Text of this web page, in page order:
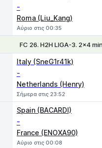
-
Roma (Liu_Kang)
Αύριο στις 00:35
FC 26. H2H LIGA-3. 2x4
Italy (SneG1r41k)
-
Netherlands (Henry)
Σήμερα στις 23:52
Spain (BACARDI)
-
France (ENOXA90)
Αύριο στις 00:08